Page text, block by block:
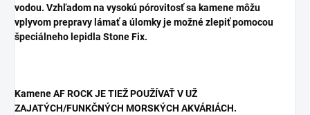
vodou. Vzhľadom na vysokú pórovitosť sa kamene môžu
vplyvom prepravy lámať a úlomky je možné zlepiť pomocou
špeciálneho lepidla Stone Fix.
Kamene AF ROCK JE TIEŽ POUŽÍVAŤ V UŽ
ZAJATÝCH/FUNKČNÝCH MORSKÝCH AKVÁRIÁCH.